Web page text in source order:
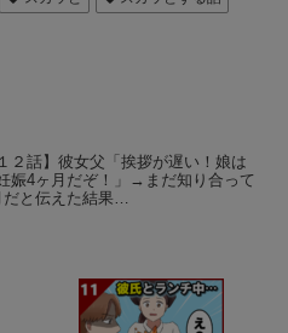
２話】彼女父「挨拶が遅い！娘は
娠4ヶ月だぞ！」→まだ知り合って
だと伝えた結果…